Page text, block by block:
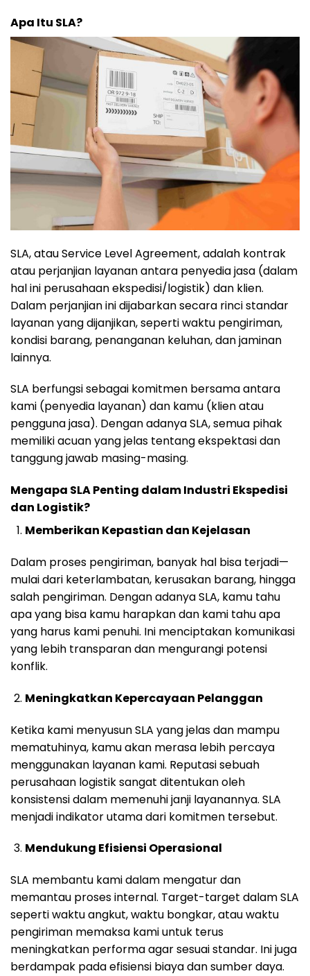
Apa Itu SLA?
SLA, atau Service Level Agreement, adalah kontrak
atau perjanjian layanan antara penyedia jasa (dalam
hal ini perusahaan ekspedisi/logistik) dan klien.
Dalam perjanjian ini dijabarkan secara rinci standar
layanan yang dijanjikan, seperti waktu pengiriman,
kondisi barang, penanganan keluhan, dan jaminan
lainnya.
SLA berfungsi sebagai komitmen bersama antara
kami (penyedia layanan) dan kamu (klien atau
pengguna jasa). Dengan adanya SLA, semua pihak
memiliki acuan yang jelas tentang ekspektasi dan
tanggung jawab masing-masing.
Mengapa SLA Penting dalam Industri Ekspedisi
dan Logistik?
Memberikan Kepastian dan Kejelasan
Dalam proses pengiriman, banyak hal bisa terjadi—
mulai dari keterlambatan, kerusakan barang, hingga
salah pengiriman. Dengan adanya SLA, kamu tahu
apa yang bisa kamu harapkan dan kami tahu apa
yang harus kami penuhi. Ini menciptakan komunikasi
yang lebih transparan dan mengurangi potensi
konflik.
Meningkatkan Kepercayaan Pelanggan
Ketika kami menyusun SLA yang jelas dan mampu
mematuhinya, kamu akan merasa lebih percaya
menggunakan layanan kami. Reputasi sebuah
perusahaan logistik sangat ditentukan oleh
konsistensi dalam memenuhi janji layanannya. SLA
menjadi indikator utama dari komitmen tersebut.
Mendukung Efisiensi Operasional
SLA membantu kami dalam mengatur dan
memantau proses internal. Target-target dalam SLA
seperti waktu angkut, waktu bongkar, atau waktu
pengiriman memaksa kami untuk terus
meningkatkan performa agar sesuai standar. Ini juga
berdampak pada efisiensi biaya dan sumber daya.